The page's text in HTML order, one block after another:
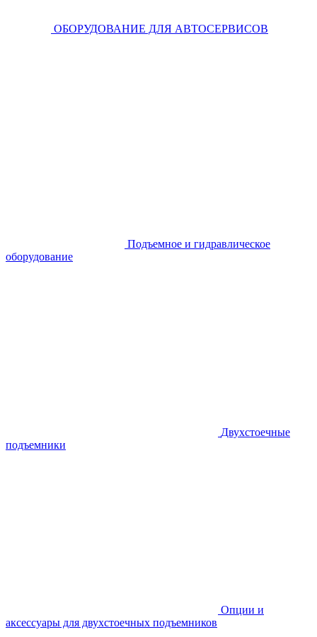
ОБОРУДОВАНИЕ ДЛЯ АВТОСЕРВИСОВ
Подъемное и гидравлическое
оборудование
Двухстоечные
подъемники
Опции и
аксессуары для двухстоечных подъемников